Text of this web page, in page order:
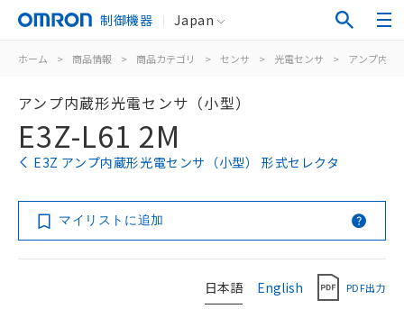
制御機器 Japan
ホーム > 商品情報 > 商品カテゴリ > センサ > 光電センサ > アンプ内蔵
アンプ内蔵形光電センサ（小型）
E3Z-L61 2M
E3Z アンプ内蔵形光電センサ（小型） 形式セレクタ
マイリストに追加
日本語 English PDF出力